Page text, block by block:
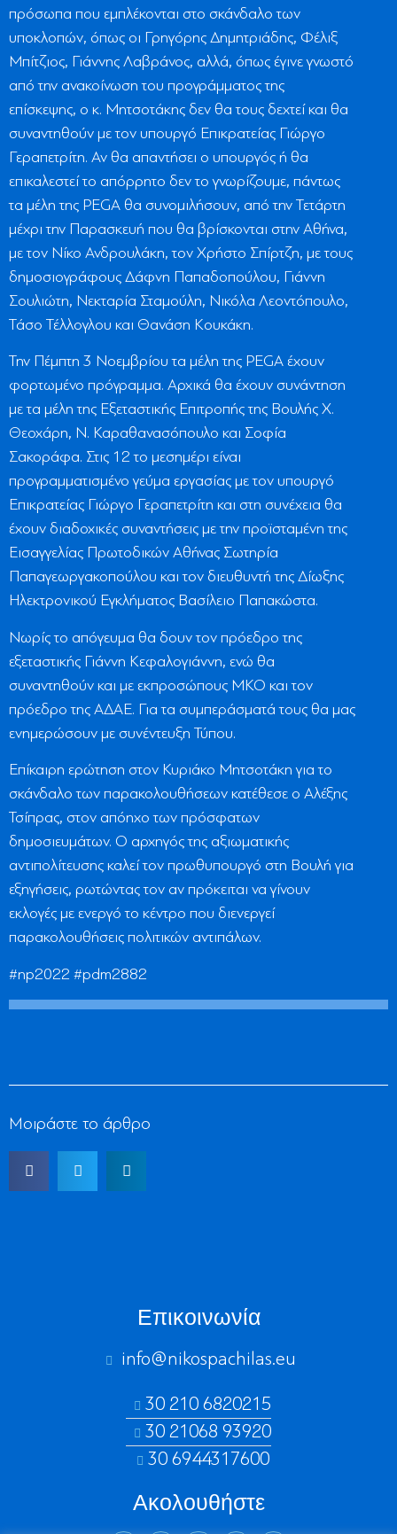
πρόσωπα που εμπλέκονται στο σκάνδαλο των
υποκλοπών, όπως οι Γρηγόρης Δημητριάδης, Φέλιξ
Μπίτζιος, Γιάννης Λαβράνος, αλλά, όπως έγινε γνωστό
από την ανακοίνωση του προγράμματος της
επίσκεψης, ο κ. Μητσοτάκης δεν θα τους δεχτεί και θα
συναντηθούν με τον υπουργό Επικρατείας Γιώργο
Γεραπετρίτη. Αν θα απαντήσει ο υπουργός ή θα
επικαλεστεί το απόρρητο δεν το γνωρίζουμε, πάντως
τα μέλη της PEGA θα συνομιλήσουν, από την Τετάρτη
μέχρι την Παρασκευή που θα βρίσκονται στην Αθήνα,
με τον Νίκο Ανδρουλάκη, τον Χρήστο Σπίρτζη, με τους
δημοσιογράφους Δάφνη Παπαδοπούλου, Γιάννη
Σουλιώτη, Νεκταρία Σταμούλη, Νικόλα Λεοντόπουλο,
Τάσο Τέλλογλου και Θανάση Κουκάκη.
Την Πέμπτη 3 Νοεμβρίου τα μέλη της PEGA έχουν
φορτωμένο πρόγραμμα. Αρχικά θα έχουν συνάντηση
με τα μέλη της Εξεταστικής Επιτροπής της Βουλής Χ.
Θεοχάρη, Ν. Καραθανασόπουλο και Σοφία
Σακοράφα. Στις 12 το μεσημέρι είναι
προγραμματισμένο γεύμα εργασίας με τον υπουργό
Επικρατείας Γιώργο Γεραπετρίτη και στη συνέχεια θα
έχουν διαδοχικές συναντήσεις με την προϊσταμένη της
Εισαγγελίας Πρωτοδικών Αθήνας Σωτηρία
Παπαγεωργακοπούλου και τον διευθυντή της Δίωξης
Ηλεκτρονικού Εγκλήματος Βασίλειο Παπακώστα.
Νωρίς το απόγευμα θα δουν τον πρόεδρο της
εξεταστικής Γιάννη Κεφαλογιάννη, ενώ θα
συναντηθούν και με εκπροσώπους ΜΚΟ και τον
πρόεδρο της ΑΔΑΕ. Για τα συμπεράσματά τους θα μας
ενημερώσουν με συνέντευξη Τύπου.
Επίκαιρη ερώτηση στον Κυριάκο Μητσοτάκη για το
σκάνδαλο των παρακολουθήσεων κατέθεσε ο Αλέξης
Τσίπρας, στον απόηχο των πρόσφατων
δημοσιευμάτων. Ο αρχηγός της αξιωματικής
αντιπολίτευσης καλεί τον πρωθυπουργό στη Βουλή για
εξηγήσεις, ρωτώντας τον αν πρόκειται να γίνουν
εκλογές με ενεργό το κέντρο που διενεργεί
παρακολουθήσεις πολιτικών αντιπάλων.
#np2022 #pdm2882
Μοιράστε το άρθρο
Επικοινωνία
info@nikospachilas.eu​
Ακολουθήστε
30 210 6820215
30 21068 93920
30 6944317600